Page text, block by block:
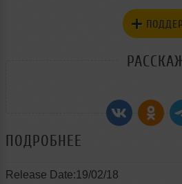
ПОДРОБНЕЕ
Release Date:19/02/18